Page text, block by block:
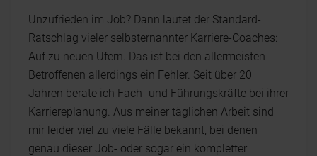
Unzufrieden im Job? Dann lautet der Standard-
Ratschlag vieler selbsternannter Karriere-Coaches:
Auf zu neuen Ufern. Das ist bei den allermeisten
Betroffenen allerdings ein Fehler. Seit über 20
Jahren berate ich Fach- und Führungskräfte bei ihrer
Karriereplanung. Aus meiner täglichen Arbeit sind
mir leider viel zu viele Fälle bekannt, bei denen
genau dieser Job- oder sogar ein kompletter